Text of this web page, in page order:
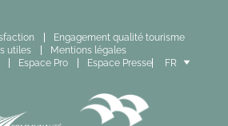
Engagement qualité tourisme
utiles
Mentions légales
Espace Pro Espace Presse
FR